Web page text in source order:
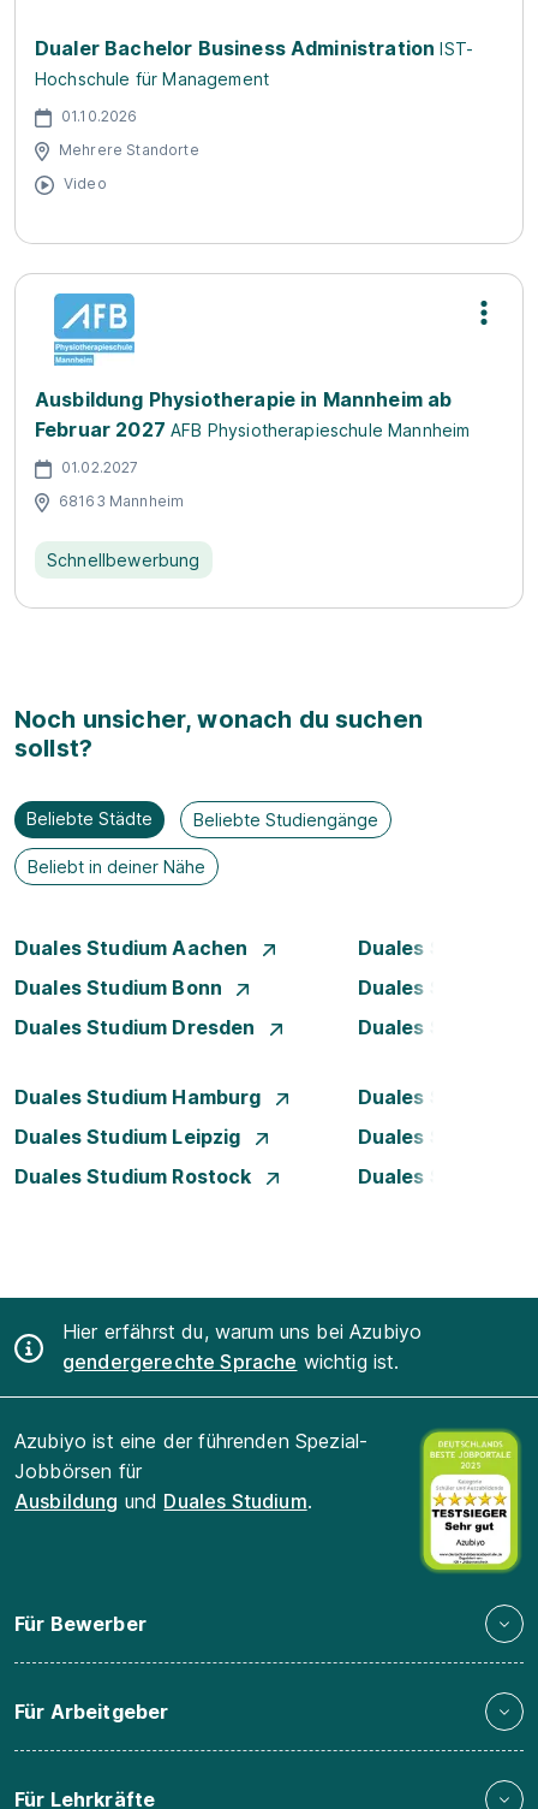
Dualer Bachelor Business Administration IST-
Hochschule für Management
01.10.2026
Mehrere Standorte
Video
Ausbildung Physiotherapie in Mannheim ab
Februar 2027 AFB Physiotherapieschule Mannheim
01.02.2027
68163 Mannheim
Schnellbewerbung
Noch unsicher, wonach du suchen
sollst?
Beliebte Städte Beliebte Studiengänge
Beliebt in deiner Nähe
Duales Studium Aachen
Duales Studium
Duales Studium Bonn
Duales Studium
Duales Studium Dresden
Duales Studium
Duales Studium Hamburg
Duales Studium
Duales Studium Leipzig
Duales Studium
Duales Studium Rostock
Duales Studium
Hier erfährst du, warum uns bei Azubiyo
gendergerechte Sprache wichtig ist.
Azubiyo ist eine der führenden Spezial-
Jobbörsen für
Ausbildung und Duales Studium.
Für Bewerber
Für Arbeitgeber
Für Lehrkräfte